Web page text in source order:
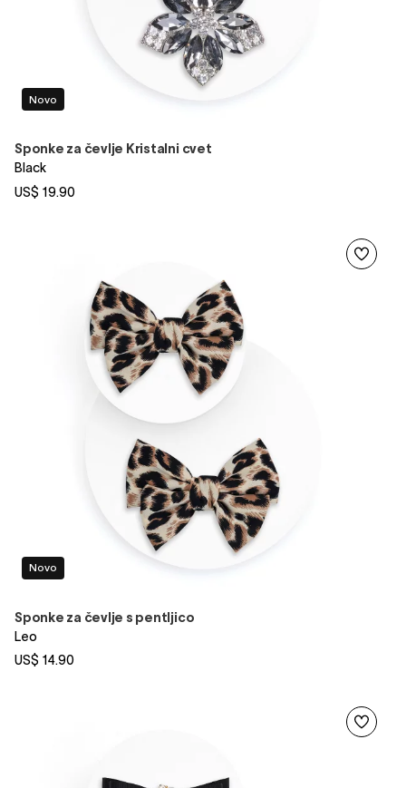
Novo
Sponke za čevlje Kristalni cvet
Black
US$ 19.90
Novo
Sponke za čevlje s pentljico
Leo
US$ 14.90